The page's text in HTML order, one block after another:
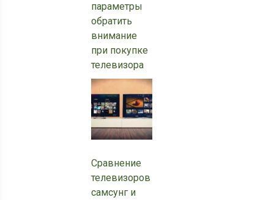
параметры
обратить
внимание
при покупке
телевизора
Сравнение
телевизоров
самсунг и